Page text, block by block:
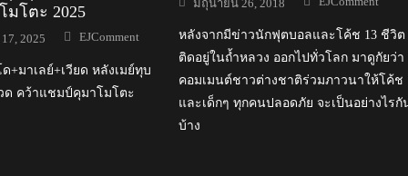
โตะ 2025
2025 Author
EJComment
+มาเลย์+เวียด หลังเมย์ทุบ
ด คว้าแชมป์คุมาโมโตะ
on
มิถุนายน 26, 2018
หลังจากมีข่าวนักฟุตบอลและโค้ช 13 ชีวิต
ติดอยู่ในถ้ำหลวง ออกไปทั่วโลก มาดูกัยว่า
คอมเมนต์ชาวต่างชาติร่วมภาวนาให้โค้ช
และเด็กๆ ทุกคนปลอดภัย จะเป็นอย่างไรกั
บ้าง